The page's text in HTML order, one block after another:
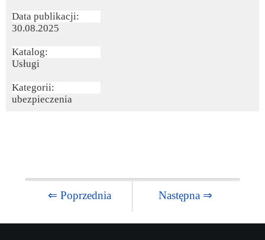
Data publikacji:
30.08.2025
Katalog:
Usługi
Kategorii:
ubezpieczenia
⇐ Poprzednia Następna ⇒